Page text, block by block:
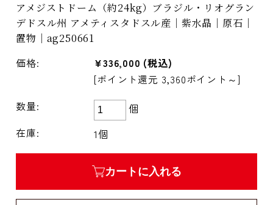
アメジストドーム（約24kg）ブラジル・リオグラン
デドスル州 アメティスタドスル産｜紫水晶｜原石｜
置物｜ag250661
価格: ¥336,000 (税込)
[ポイント還元 3,360ポイント～]
数量:
個
在庫:
1個
カートに入れる